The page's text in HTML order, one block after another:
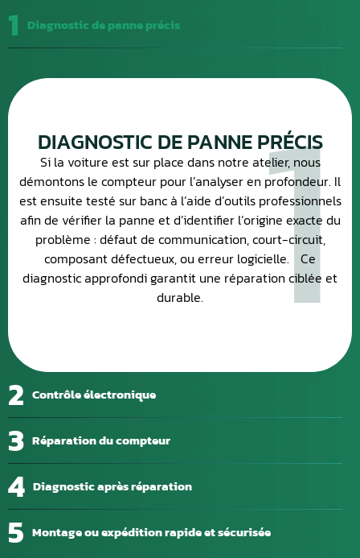
1 Diagnostic de panne précis
2 Contrôle électronique
3 Réparation du compteur
4 Diagnostic après réparation
5 Montage ou expédition rapide et sécurisée
1
DIAGNOSTIC DE PANNE PRÉCIS
Si la voiture est sur place dans notre atelier, nous
démontons le compteur pour l’analyser en profondeur. Il
est ensuite testé sur banc à l’aide d’outils professionnels
afin de vérifier la panne et d’identifier l’origine exacte du
problème : défaut de communication, court-circuit,
composant défectueux, ou erreur logicielle. Ce
diagnostic approfondi garantit une réparation ciblée et
durable.